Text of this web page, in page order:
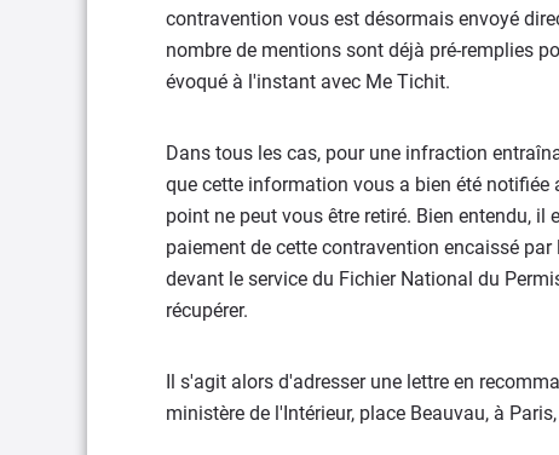
contravention vous est désormais envoyé
nombre de mentions sont déjà pré-remplies
évoqué à l'instant avec Me Tichit.
Dans tous les cas, pour une infraction
que cette information vous a bien été
point ne peut vous être retiré. Bien entendu,
paiement de cette contravention encaissé
devant le service du Fichier National du
récupérer.
Il s'agit alors d'adresser une lettre en
ministère de l'Intérieur, place Beauvau, à